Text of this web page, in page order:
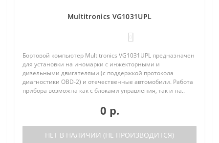
Multitronics VG1031UPL
Бортовой компьютер Multitronics VG1031UPL предназначен
для установки на иномарки с инжекторными и
дизельными двигателями (с поддержкой протокола
диагностики OBD-2) и отечественные автомобили. Работа
прибора возможна как с блоками управления, так и на..
0 р.
НЕТ В НАЛИЧИИ (НЕ ПРОИЗВОДИТСЯ)